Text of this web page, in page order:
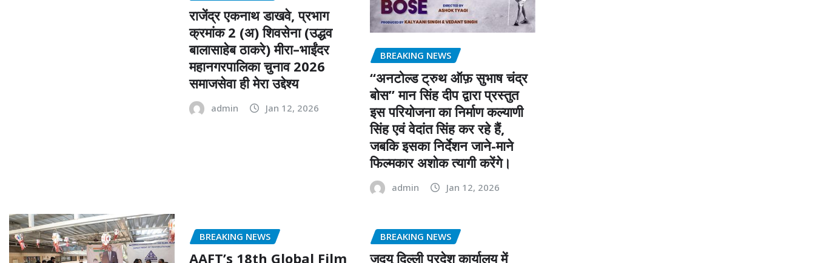
राजेंद्र एकनाथ डाखवे, प्रभाग
क्रमांक 2 (अ) शिवसेना (उद्धव
बालासाहेब ठाकरे) मीरा–भाईंदर
महानगरपालिका चुनाव 2026
समाजसेवा ही मेरा उद्देश्य
admin Jan 12, 2026
BREAKING NEWS
“अनटोल्ड ट्रुथ ऑफ़ सुभाष चंद्र
बोस” मान सिंह दीप द्वारा प्रस्तुत
इस परियोजना का निर्माण कल्याणी
सिंह एवं वेदांत सिंह कर रहे हैं,
जबकि इसका निर्देशन जाने-माने
फिल्मकार अशोक त्यागी करेंगे।
admin Jan 12, 2026
BREAKING NEWS
AAFT’s 18th Global Film
BREAKING NEWS
जदयू दिल्ली प्रदेश कार्यालय में